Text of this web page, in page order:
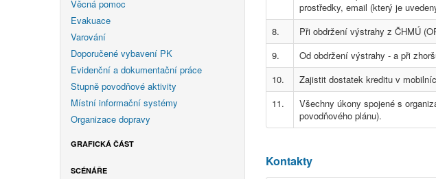
Věcná pomoc
Evakuace
Varování
Doporučené vybavení PK
Evidenční a dokumentační práce
Stupně povodňové aktivity
Místní informační systémy
Organizace dopravy
GRAFICKÁ ČÁST
SCÉNÁŘE
prostředky, email (který je
8.
Při obdržení výstrahy z ČHMÚ
9.
Od obdržení výstrahy - a při
10.
Zajistit dostatek kreditu v
11.
Všechny úkony spojené s
povodňového plánu).
Kontakty